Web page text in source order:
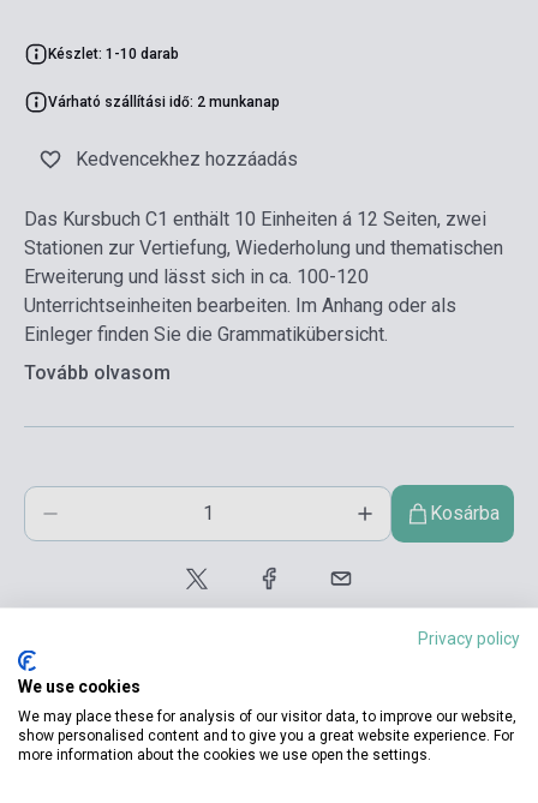
Készlet: 1-10 darab
Várható szállítási idő: 2 munkanap
Kedvencekhez hozzáadás
Das Kursbuch C1 enthält 10 Einheiten á 12 Seiten, zwei
Stationen zur Vertiefung, Wiederholung und thematischen
Erweiterung und lässt sich in ca. 100-120
Unterrichtseinheiten bearbeiten. Im Anhang oder als
Einleger finden Sie die Grammatikübersicht.
Tovább olvasom
Kosárba
Termékjellemzők
Privacy policy
We use cookies
We may place these for analysis of our visitor data, to improve our website,
show personalised content and to give you a great website experience. For
more information about the cookies we use open the settings.